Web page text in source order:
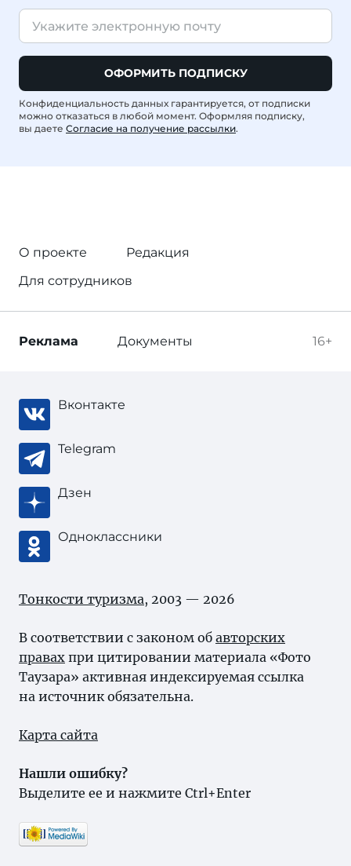
ОФОРМИТЬ ПОДПИСКУ
Конфиденциальность данных гарантируется, от подписки
можно отказаться в любой момент. Оформляя подписку,
вы даете Согласие на получение рассылки.
О проекте
Редакция
Для сотрудников
16+
Реклама Документы
Вконтакте
Telegram
Дзен
Одноклассники
Тонкости туризма, 2003 — 2026
В соответствии с законом об авторских
правах при цитировании материала «Фото
Таузара» активная индексируемая ссылка
на источник обязательна.
Карта сайта
Нашли ошибку?
Выделите ее и нажмите Ctrl+Enter